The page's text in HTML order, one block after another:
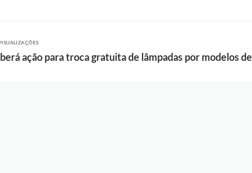
ação para troca gratuita de lâmpadas por modelos